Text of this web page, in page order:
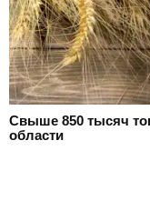
Свыше 850 тысяч
области